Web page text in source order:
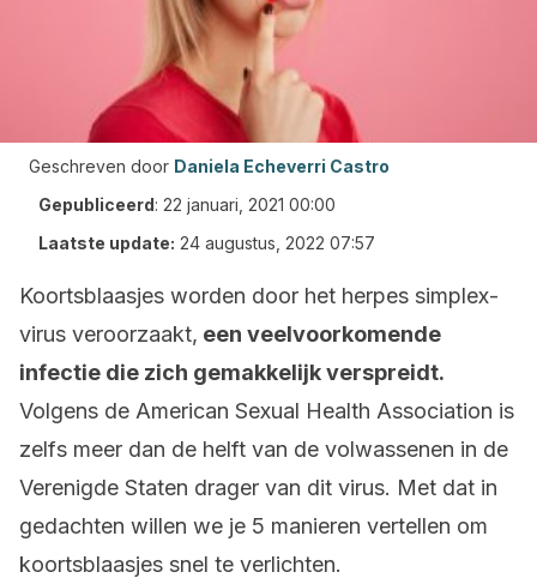
Geschreven door Daniela Echeverri Castro
Gepubliceerd: 22 januari, 2021 00:00
Laatste update: 24 augustus, 2022 07:57
Koortsblaasjes worden door het herpes simplex-
virus veroorzaakt, een veelvoorkomende
infectie die zich gemakkelijk verspreidt.
Volgens de American Sexual Health Association is
zelfs meer dan de helft van de volwassenen in de
Verenigde Staten drager van dit virus. Met dat in
gedachten willen we je 5 manieren vertellen om
koortsblaasjes snel te verlichten.